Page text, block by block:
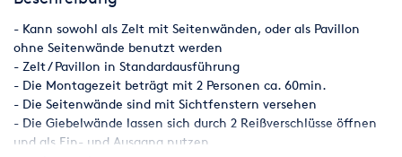
- Kann sowohl als Zelt mit Seitenwänden, oder als Pavillon
ohne Seitenwände benutzt werden
- Zelt / Pavillon in Standardausführung
- Die Montagezeit beträgt mit 2 Personen ca. 60min.
- Die Seitenwände sind mit Sichtfenstern versehen
- Die Giebelwände lassen sich durch 2 Reißverschlüsse öffnen
und als Ein- und Ausgang nutzen